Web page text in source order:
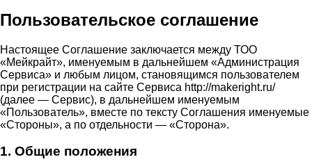
Пользовательское соглашение
Настоящее Соглашение заключается между ТОО
«Мейкрайт», именуемым в дальнейшем «Администрация
Сервиса» и любым лицом, становящимся пользователем
при регистрации на сайте Сервиса http://makeright.ru/
(далее — Сервис), в дальнейшем именуемым
«Пользователь», вместе по тексту Соглашения именуемые
«Стороны», а по отдельности — «Сторона».
1. Общие положения